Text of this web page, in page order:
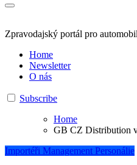
Zpravodajský portál pro
Home
Newsletter
O nás
Subscribe
Home
GB CZ Distribution
Importéři Management Personálie